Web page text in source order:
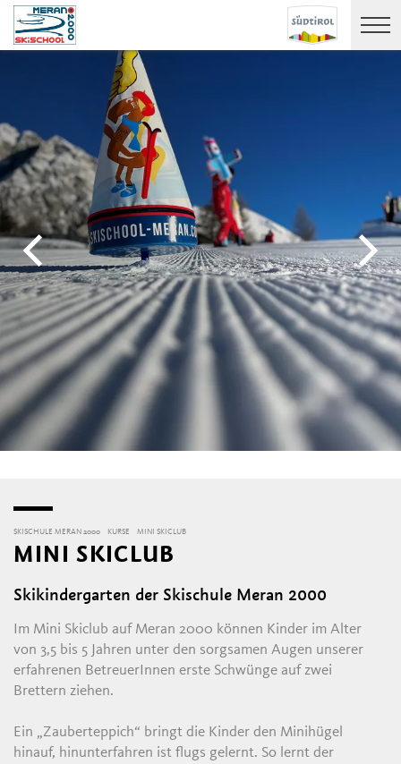
SKISCHULE MERAN 2000 KURSE MINI SKICLUB
MINI SKICLUB
Skikindergarten der Skischule Meran 2000
Im Mini Skiclub auf Meran 2000 können Kinder im Alter
von 3,5 bis 5 Jahren unter den sorgsamen Augen unserer
erfahrenen BetreuerInnen erste Schwünge auf zwei
Brettern ziehen.
Ein „Zauberteppich“ bringt die Kinder den Minihügel
hinauf, hinunterfahren ist flugs gelernt. So lernt der